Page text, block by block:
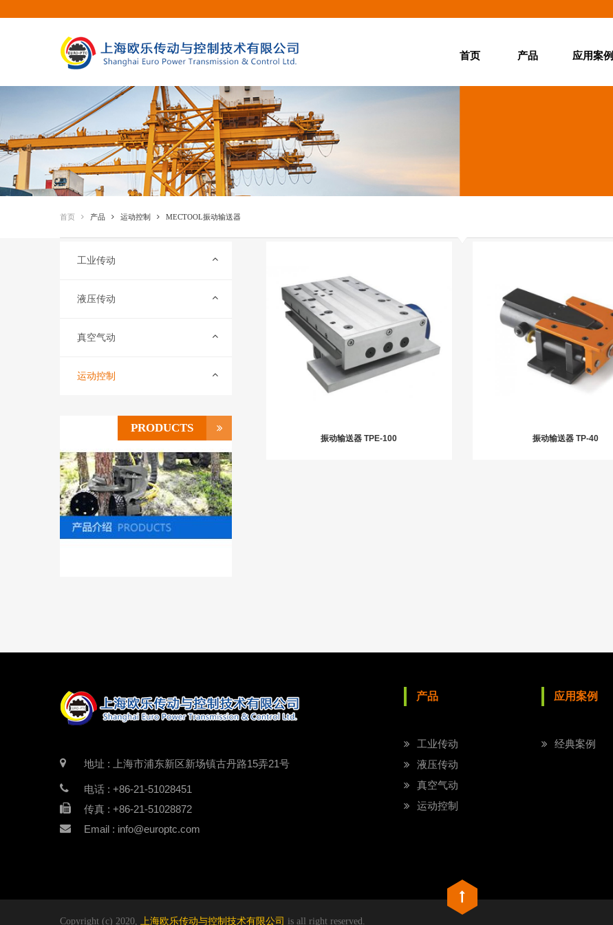
首页 产品 应用案例
产品百科
ENGLISH
首页 产品 运动控制 MECTOOL振动输送器
工业传动
液压传动
真空气动
运动控制
PRODUCTS
振动输送器 TPE-100 振动输送器 TP-40
地址 : 上海市浦东新区新场镇古丹路15弄21号
电话 : +86-21-51028451
传真 : +86-21-51028872
Email : info@europtc.com
产品
工业传动
液压传动
真空气动
运动控制
应用案例
经典案例
Copyright (c) 2020, 上海欧乐传动与控制技术有限公司 is all right reserved.